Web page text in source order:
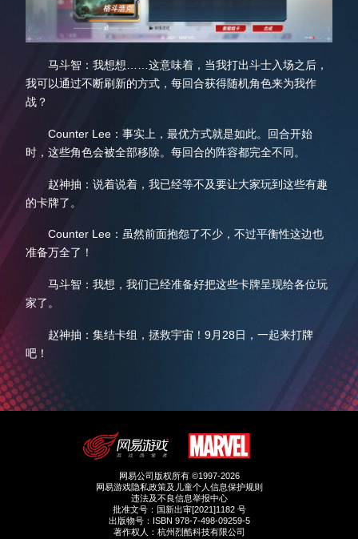
马斗智：我想想……这意味着，当我打出斗士入场之后，
我可以通过不断刷新的方式，每回合获得随机角色来为我作
战？
Counter Lee：事实上，最优方式就是如此。回合开始
时，这些角色会被全部移除。每回合的阵容都完全不同。
赵神抽：说着说着，我已经等不及要让大家玩到这些有趣
的卡牌了。
Counter Lee：虽然前面抱怨了不少，不过平衡性这边也
准备万全了！
马斗智：我想，我们已经准备好把这些卡牌呈现给各位玩
家了。
赵神抽：集结卡组，拯救宇宙！9月28日，一起来打牌
吧！
网易公司版权所有 ©1997-2026
网易游戏隐私政策及儿童个人信息保护规则
违法及不良信息举报中心
批准文号：国新出审[2021]1182 号
出版物号：ISBN 978-7-498-09259-5
著作权人：杭州烈酷科技有限公司